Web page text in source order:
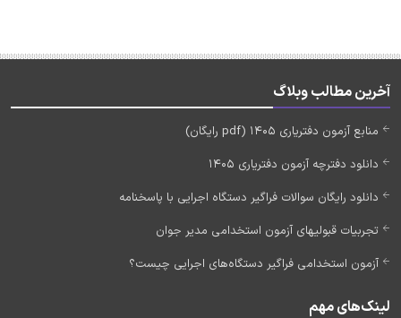
آخرین مطالب وبلاگ
منابع آزمون دفتریاری 1405 (pdf رایگان)
دانلود دفترچه آزمون دفتریاری 1405
دانلود رایگان سوالات فراگیر دستگاه اجرایی با پاسخنامه
تجربیات قبولیهای آزمون استخدامی مدیر جوان
آزمون استخدامی فراگیر دستگاه‌های اجرایی چیست؟
لینک‌های مهم